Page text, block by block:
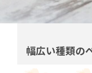
幅広い種類の